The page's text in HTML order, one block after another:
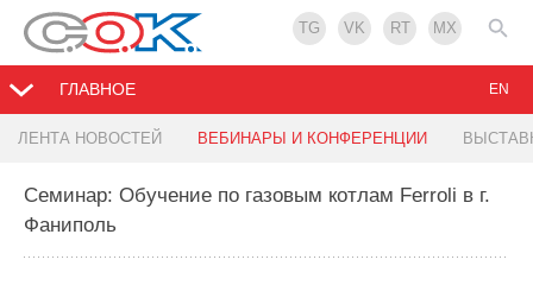
TG VK RT MX
ГЛАВНОЕ
ЛЕНТА НОВОСТЕЙ ВЕБИНАРЫ И КОНФЕРЕНЦИИ
EN
Семинар: Обучение по газовым котлам Ferroli в г.
Фаниполь